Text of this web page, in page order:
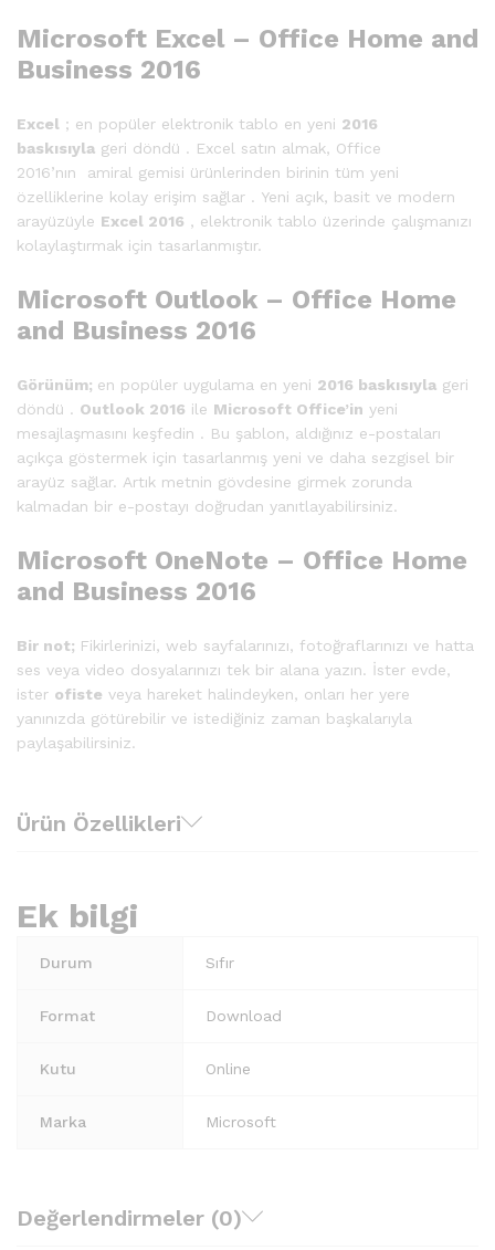
Microsoft Excel – Office Home and
Business 2016
Excel ; en popüler elektronik tablo en yeni 2016
baskısıyla geri döndü . Excel satın almak, Office
2016’nın amiral gemisi ürünlerinden birinin tüm yeni
özelliklerine kolay erişim sağlar . Yeni açık, basit ve modern
arayüzüyle Excel 2016 , elektronik tablo üzerinde çalışmanızı
kolaylaştırmak için tasarlanmıştır.
Microsoft Outlook – Office Home
and Business 2016
Görünüm; en popüler uygulama en yeni 2016 baskısıyla geri
döndü . Outlook 2016 ile Microsoft Office’in yeni
mesajlaşmasını keşfedin . Bu şablon, aldığınız e-postaları
açıkça göstermek için tasarlanmış yeni ve daha sezgisel bir
arayüz sağlar. Artık metnin gövdesine girmek zorunda
kalmadan bir e-postayı doğrudan yanıtlayabilirsiniz.
Microsoft OneNote – Office Home
and Business 2016
Bir not; Fikirlerinizi, web sayfalarınızı, fotoğraflarınızı ve hatta
ses veya video dosyalarınızı tek bir alana yazın. İster evde,
ister ofiste veya hareket halindeyken, onları her yere
yanınızda götürebilir ve istediğiniz zaman başkalarıyla
paylaşabilirsiniz.
Ürün Özellikleri
Ek bilgi
Durum Sıfır
Format Download
Kutu Online
Marka Microsoft
Değerlendirmeler (0)